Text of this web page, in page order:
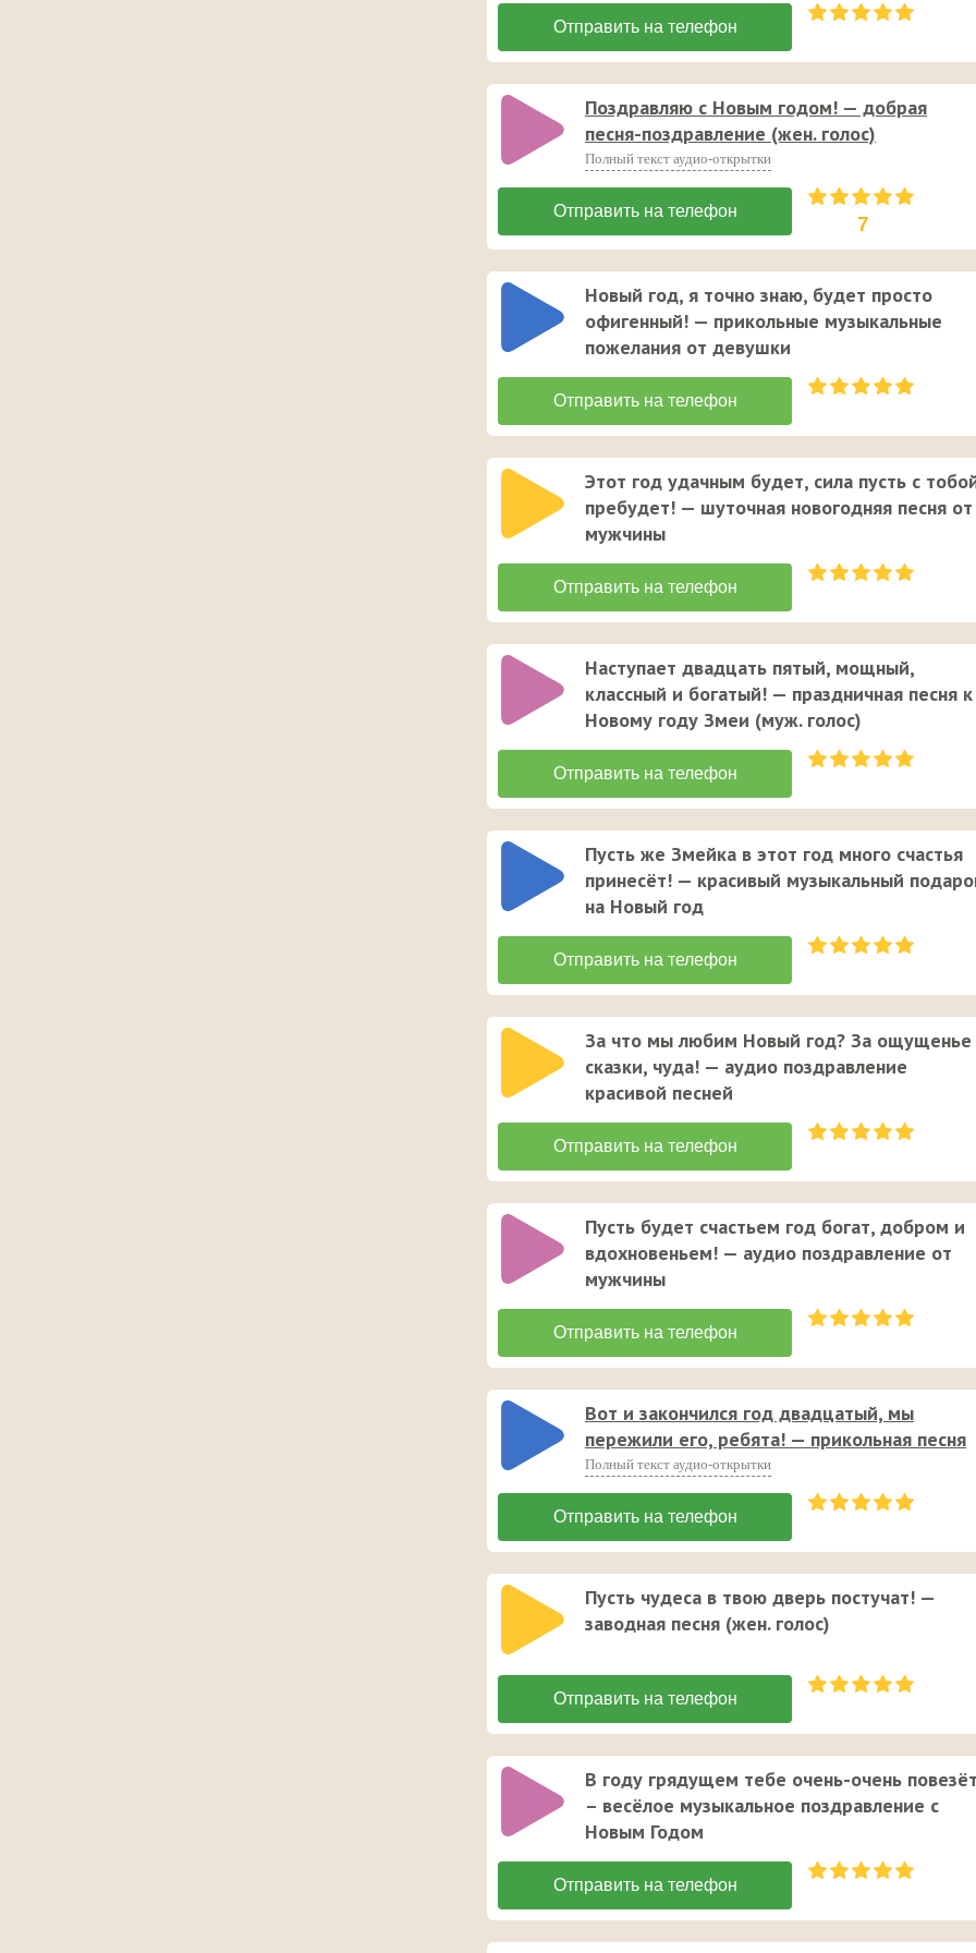
Поздравляю с Новым годом! — добрая
песня-поздравление (жен. голос)
Полный текст аудио-открытки
7
Новый год, я точно знаю, будет просто
офигенный! — прикольные музыкальные
пожелания от девушки
Этот год удачным будет, сила пусть с
пребудет! — шуточная новогодняя песня от
мужчины
Наступает двадцать пятый, мощный,
классный и богатый! — праздничная песня к
Новому году Змеи (муж. голос)
Пусть же Змейка в этот год много счастья
принесёт! — красивый музыкальный
на Новый год
За что мы любим Новый год? За ощущенье
сказки, чуда! — аудио поздравление
красивой песней
Пусть будет счастьем год богат, добром и
вдохновеньем! — аудио поздравление от
мужчины
Вот и закончился год двадцатый, мы
пережили его, ребята! — прикольная песня
Полный текст аудио-открытки
Пусть чудеса в твою дверь постучат! —
заводная песня (жен. голос)
В году грядущем тебе очень-очень
– весёлое музыкальное поздравление с
Новым Годом